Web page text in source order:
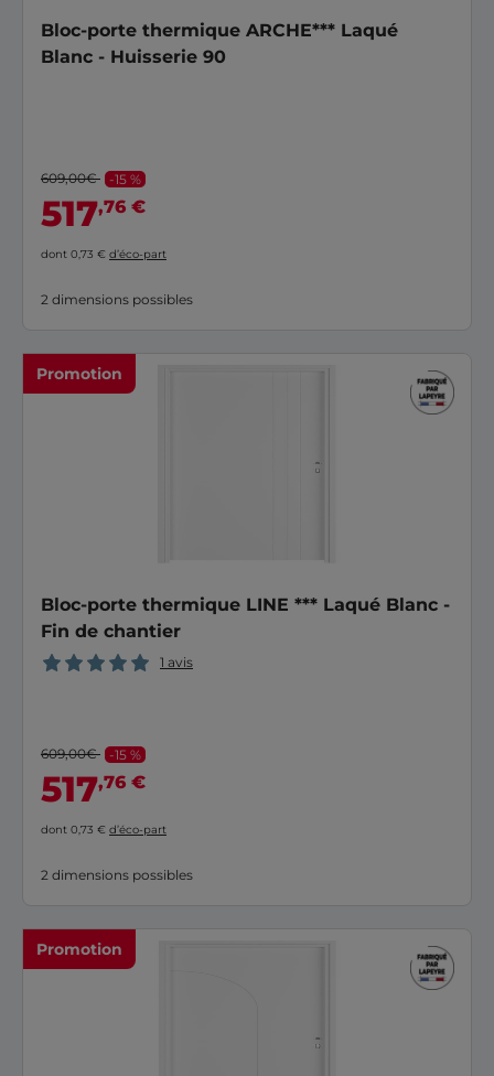
Bloc-porte thermique ARCHE*** Laqué
Blanc - Huisserie 90
609,00€ -15 %
517,76 €
dont 0,73 € d’éco-part
2 dimensions possibles
Promotion
Bloc-porte thermique LINE *** Laqué Blanc -
Fin de chantier
1 avis
609,00€ -15 %
517,76 €
dont 0,73 € d’éco-part
2 dimensions possibles
Promotion